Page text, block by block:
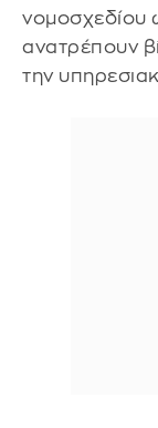
νομοσχεδίου
ανατρέπουν
την